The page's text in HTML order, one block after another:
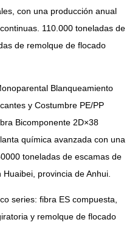
con una producción anual
110.000 toneladas de
de remolque de flocado
Blanqueamiento
y Costumbre PE/PP
Bicomponente 2D×38
química avanzada con una
toneladas de escamas de
provincia de Anhui.
series: fibra ES compuesta,
y remolque de flocado